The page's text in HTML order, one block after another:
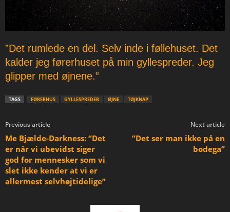
”Det rumlede en del. Selv inde i føllehuset. Det
kalder jeg førerhuset på min gyllespreder. Jeg
glipper med øjnene.”
TAGS FØRERHUS GYLLESPREDER ØJNE TØJKNAP
Previous article
Me Bjælde-Darkness: “Det
er når vi ubevidst siger
god for mennesker som vi
slet ikke kender at vi er
allermest selvhøjtidelige”
Next article
”Det ser man ikke på en
bodega”